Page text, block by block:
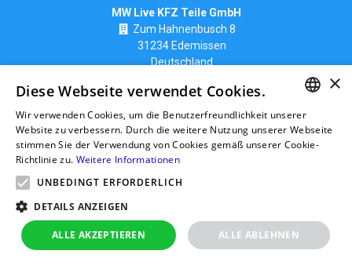
MW Live KFZ Teile GmbH
Zum Hahnenbusch 8
31234 Edemissen
Deutschland
Seitenverzeichnis
GERMAN
RUSSIAN
×
Diese Webseite verwendet Cookies.
Wir verwenden Cookies, um die Benutzerfreundlichkeit unserer
Website zu verbessern. Durch die weitere Nutzung unserer Webseite
stimmen Sie der Verwendung von Cookies gemäß unserer Cookie-
Richtlinie zu. Weitere Informationen
UNBEDINGT ERFORDERLICH
DETAILS ANZEIGEN
ALLE AKZEPTIEREN ALLE ABLEHNEN